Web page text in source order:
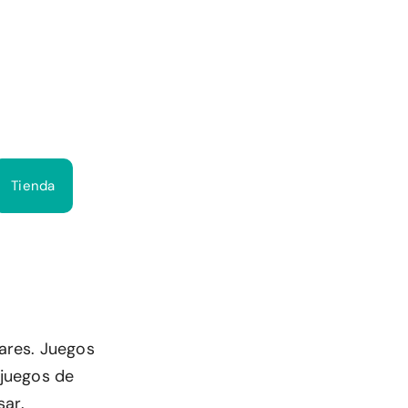
Tienda
Juegos
de